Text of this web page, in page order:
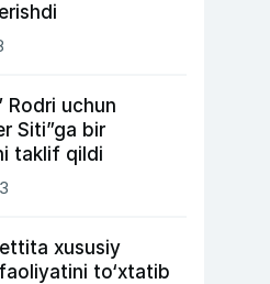
Rodri uchun
Siti”ga bir
taklif qildi
xususiy
to‘xtatib